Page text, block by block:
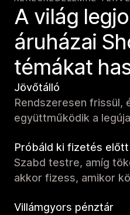
A világ
áruházai
témákat
Jövőtálló
Rendszeresen frissül,
együttműködik a
Próbáld ki fizetés előtt
Szabd testre, amíg
akkor fizess, amikor
Villámgyors pénztár